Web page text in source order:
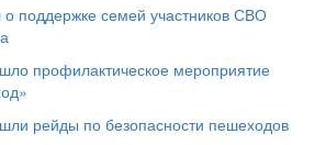
о поддержке семей участников СВО
профилактическое мероприятие
рейды по безопасности пешеходов